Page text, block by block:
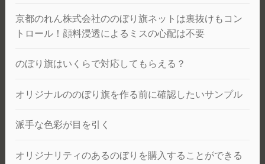
京都のれん株式会社ののぼり旗ネットは裏抜けもコン
トロール！顔料浸透によるミスの心配は不要
のぼり旗はいくらで対応してもらえる？
オリジナルののぼり旗を作る前に確認したいサンプル
派手な色彩が目を引く
オリジナリティのあるのぼりを購入することができる